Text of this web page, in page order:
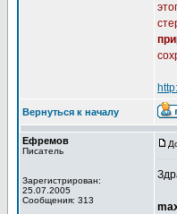
Вернуться к началу
Ефремов
Писатель
Зарегистрирован:
25.07.2005
Сообщения: 313